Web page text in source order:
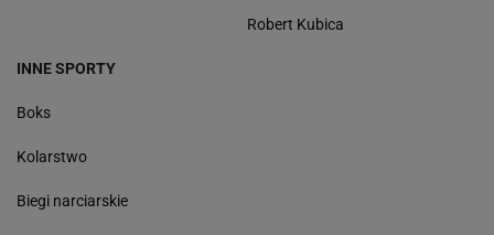
Robert Kubica
INNE SPORTY
Boks
Kolarstwo
Biegi narciarskie